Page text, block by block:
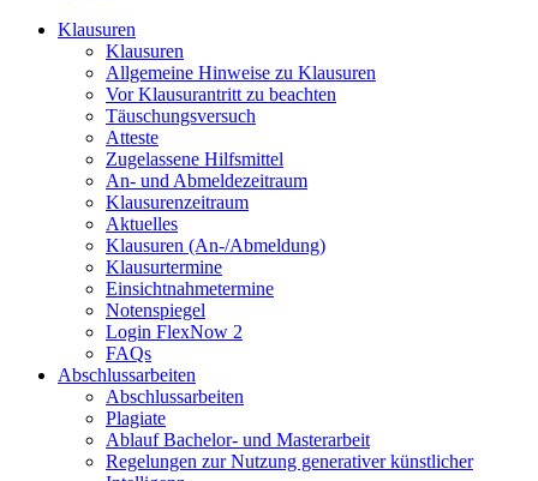
Klausuren
Klausuren
Allgemeine Hinweise zu Klausuren
Vor Klausurantritt zu beachten
Täuschungsversuch
Atteste
Zugelassene Hilfsmittel
An- und Abmeldezeitraum
Klausurenzeitraum
Aktuelles
Klausuren (An-/Abmeldung)
Klausurtermine
Einsichtnahmetermine
Notenspiegel
Login FlexNow 2
FAQs
Abschlussarbeiten
Abschlussarbeiten
Plagiate
Ablauf Bachelor- und Masterarbeit
Regelungen zur Nutzung generativer künstlicher